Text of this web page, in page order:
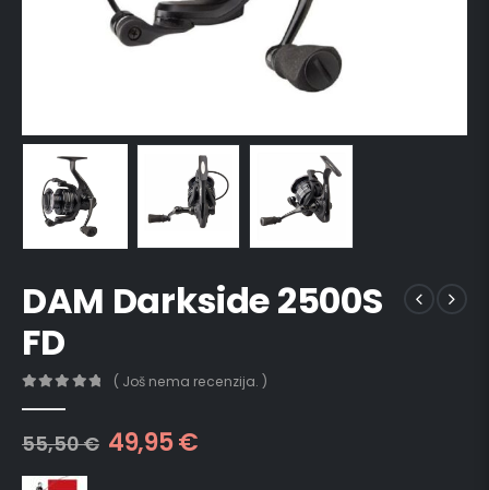
DAM Darkside 2500S
FD
( Još nema recenzija. )
55,50€ 49,95€